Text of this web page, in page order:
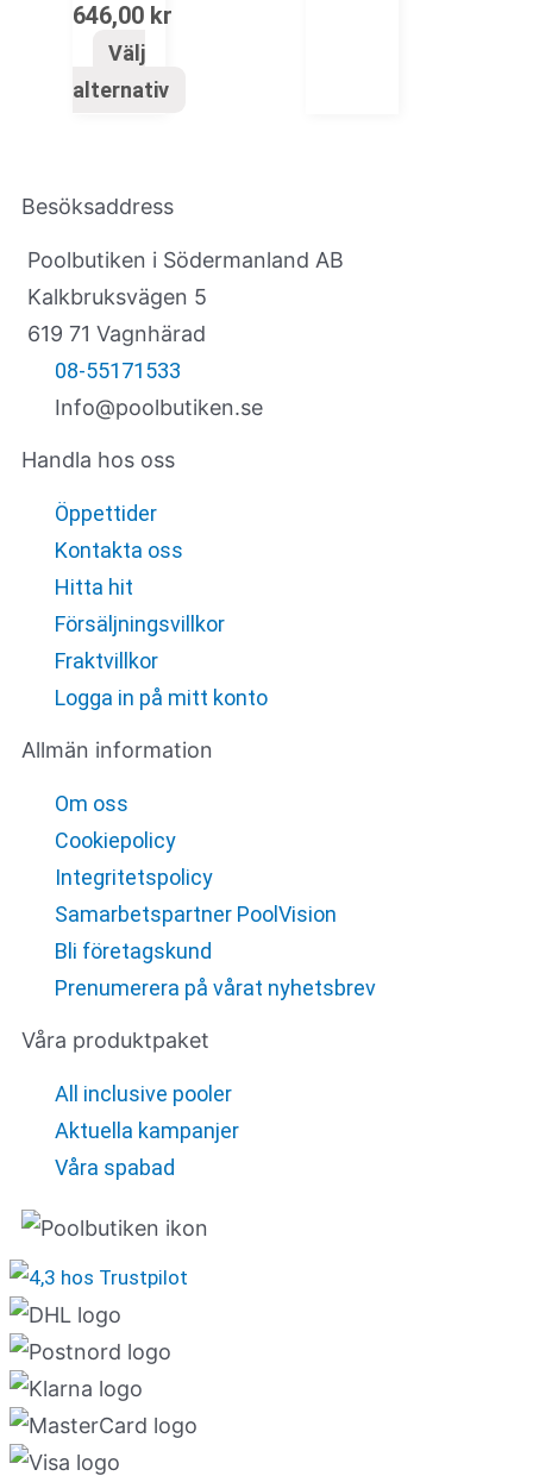
646,00 kr
Välj
alternativ
Besöksaddress
Poolbutiken i Södermanland AB
Kalkbruksvägen 5
619 71 Vagnhärad
08-55171533
Info@poolbutiken.se
Handla hos oss
Öppettider
Kontakta oss
Hitta hit
Försäljningsvillkor
Fraktvillkor
Logga in på mitt konto
Allmän information
Om oss
Cookiepolicy
Integritetspolicy
Samarbetspartner PoolVision
Bli företagskund
Prenumerera på vårat nyhetsbrev
Våra produktpaket
All inclusive pooler
Aktuella kampanjer
Våra spabad